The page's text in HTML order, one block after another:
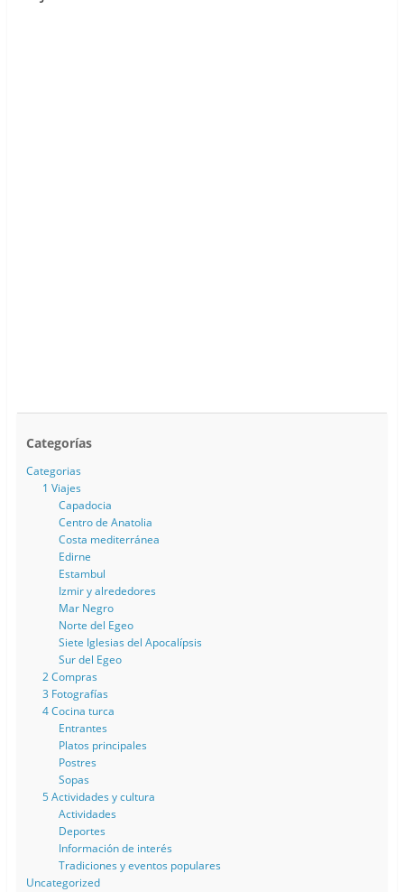
Categorías
Categorias
1 Viajes
Capadocia
Centro de Anatolia
Costa mediterránea
Edirne
Estambul
Izmir y alrededores
Mar Negro
Norte del Egeo
Siete Iglesias del Apocalípsis
Sur del Egeo
2 Compras
3 Fotografías
4 Cocina turca
Entrantes
Platos principales
Postres
Sopas
5 Actividades y cultura
Actividades
Deportes
Información de interés
Tradiciones y eventos populares
Uncategorized